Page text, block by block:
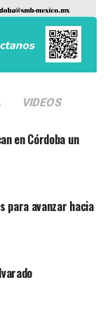
VIDEOS
en Córdoba un
para avanzar hacia